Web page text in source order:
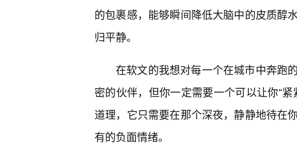
的包裹感，能够瞬间降低大脑中的皮质醇
归平静。
在软文的我想对每一个在城市中奔跑
密的伙伴，但你一定需要一个可以让你“
道理，它只需要在那个深夜，静静地待在
有的负面情绪。